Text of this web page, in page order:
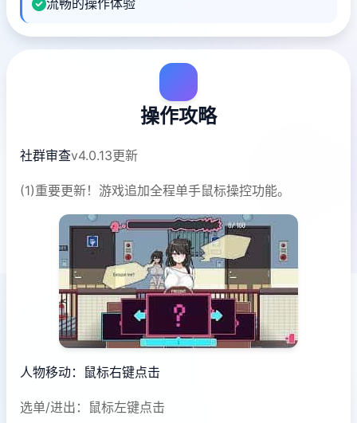
流畅的操作体验
操作攻略
社群审查v4.0.13更新
(1)重要更新！游戏追加全程单手鼠标操控功能。
人物移动：鼠标右键点击
选单/进出：鼠标左键点击